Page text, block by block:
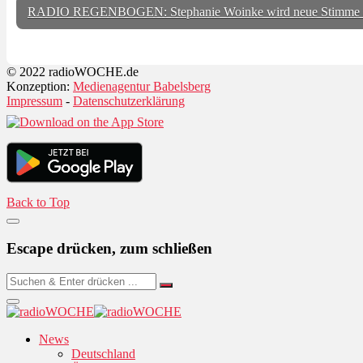
RADIO REGENBOGEN: Stephanie Woinke wird neue Stimme
© 2022 radioWOCHE.de
Konzeption: Medienagentur Babelsberg
Impressum - Datenschutzerklärung
Back to Top
Escape drücken, zum schließen
News
Deutschland